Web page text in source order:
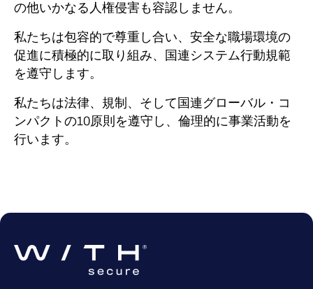
の他いかなる人権侵害も容認しません。
私たちは包容的で尊重し合い、安全な職場環境の
促進に積極的に取り組み、国連システム行動規範
を遵守します。
私たちは法律、規制、そして国連グローバル・コ
ンパクトの10原則を遵守し、倫理的に事業活動を
行います。